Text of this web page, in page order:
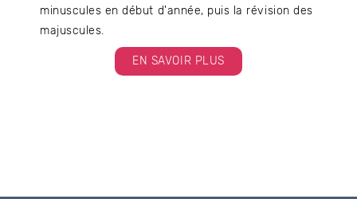
minuscules en début d'année, puis la révision des
majuscules.
EN SAVOIR PLUS